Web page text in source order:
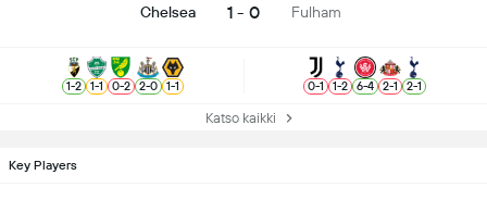
Key Players
Chelsea 1 - 0 Fulham
1-2 1-1 0-2 2-0 1-1 0-1 1-2 6-4 2-1 2-1
Katso kaikki